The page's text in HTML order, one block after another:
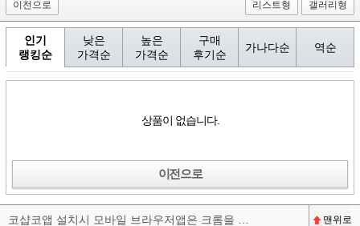
이전으로 리스트형 갤러리형
인기
랭킹순
낮은
가격순
높은
가격순
구매
후기순
가나다순 역순
상품이 없습니다.
이전으로
맨위로